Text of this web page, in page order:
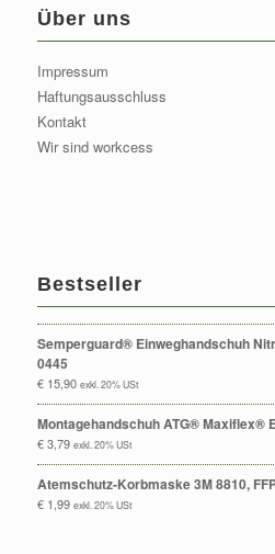
Über uns
Impressum
Haftungsausschluss
Kontakt
Wir sind workcess
Bestseller
Semperguard® Einweghandschuh
0445
€15,90 exkl. 20% USt
Montagehandschuh ATG® Maxiflex®
€3,79 exkl. 20% USt
Atemschutz-Korbmaske 3M 8810,
€1,99 exkl. 20% USt